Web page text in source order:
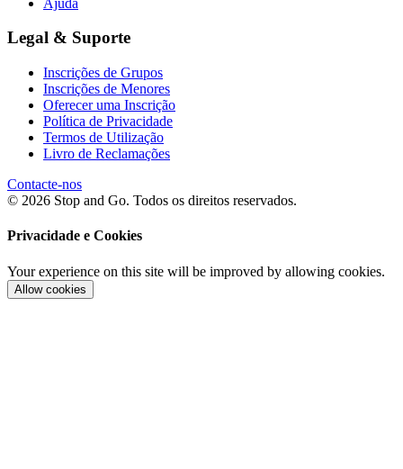
Legal & Suporte
Inscrições de Grupos
Inscrições de Menores
Oferecer uma Inscrição
Política de Privacidade
Termos de Utilização
Livro de Reclamações
Contacte-nos
© 2026 Stop and Go. Todos os direitos reservados.
Privacidade e Cookies
Your experience on this site will be improved by allowing cookies.
Allow cookies